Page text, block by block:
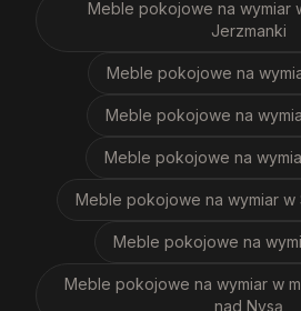
Meble pokojowe na wymiar
Jerzmanki
Meble pokojowe na
Meble pokojowe na
Meble pokojowe na
Meble pokojowe na wymiar w
Meble pokojowe na
Meble pokojowe na wymiar w
nad Nysą